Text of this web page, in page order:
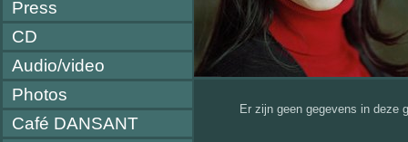
Press
CD
Audio/video
Photos
Café DANSANT
Er zijn geen gegevens in deze